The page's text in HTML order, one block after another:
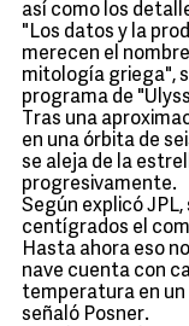
así como los
"Los datos y la
merecen el
mitología griega",
programa de
Tras una
en una órbita de
se aleja de la
progresivamente.
Según explicó
centígrados el
Hasta ahora eso
nave cuenta con
temperatura en un
señaló Posner.